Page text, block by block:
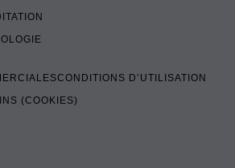
CONDITIONS D’UTILISATION
(COOKIES)